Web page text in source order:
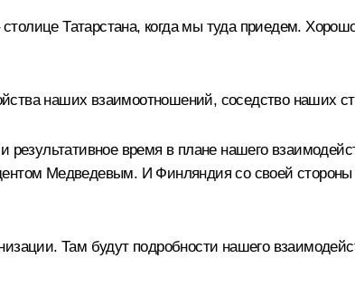
Татарстана, когда мы туда приедем.
наших взаимоотношений, соседство наших
время в плане нашего
Медведевым. И Финляндия со своей стороны
Там будут подробности нашего